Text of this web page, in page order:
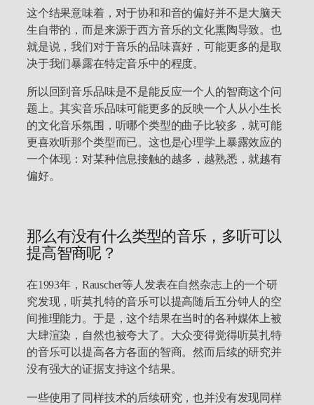
这个结果意味着，对于协和和音的偏好并不是大脑天
生自带的，而是来源于西方音乐的文化熏陶导致。也
就是说，我们对于音乐的品味喜好，可能更多的是取
决于我们暴露在特定音乐中的程度。
所以回到音乐品味是不是能反应一个人的智商这个问
题上。其实音乐品味可能更多的反映一个人从小生长
的文化音乐氛围，听哪个类型的曲子比较多，就可能
更喜欢听那个类型而已。这也是心理学上暴露效应的
一个体现：对某种信息接触的越多，越熟悉，就越有
偏好。
那么有没有什么类型的音乐，多听可以
提高智商呢？
在1993年，Rauscher等人发表在自然杂志上的一个研
究发现，听莫扎特的音乐可以提高随后五分钟人的空
间推理能力。于是，这个结果在当时的各种媒体上被
大肆渲染，自然也被夸大了。大众变得觉得听莫扎特
的音乐可以提高各方各面的智商。然而后续的研究并
没有强大的证据支持这个结果。
一些使用了同样技术的后续研究，也并没有发现同样